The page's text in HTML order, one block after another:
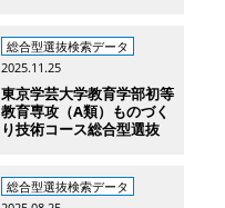
総合型選抜検索データ
2025.11.25
東京学芸大学教育学部初等
教育専攻（A類）ものづく
り技術コース総合型選抜
総合型選抜検索データ